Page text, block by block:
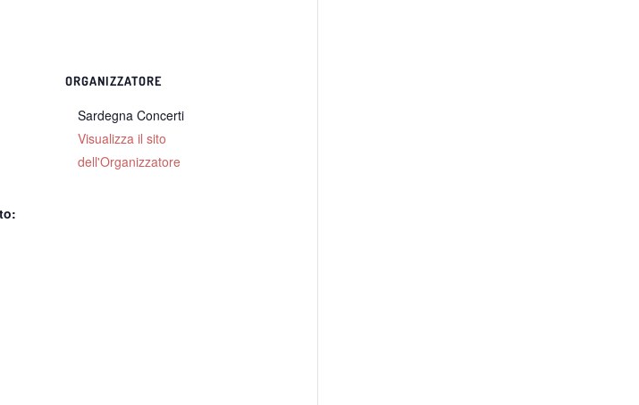
ORGANIZZATORE
Sardegna Concerti
Visualizza il sito
dell'Organizzatore